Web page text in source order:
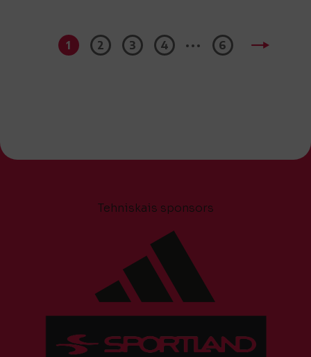
1 2 3 4 ... 6
Tehniskais sponsors